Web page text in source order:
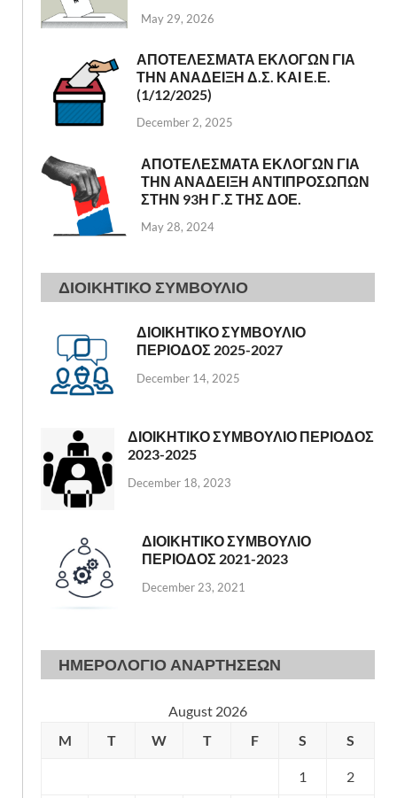
May 29, 2026
ΑΠΟΤΕΛΕΣΜΑΤΑ ΕΚΛΟΓΩΝ ΓΙΑ
ΤΗΝ ΑΝΑΔΕΙΞΗ Δ.Σ. ΚΑΙ Ε.Ε.
(1/12/2025)
December 2, 2025
ΑΠΟΤΕΛΕΣΜΑΤΑ ΕΚΛΟΓΩΝ ΓΙΑ
ΤΗΝ ΑΝΑΔΕΙΞΗ ΑΝΤΙΠΡΟΣΩΠΩΝ
ΣΤΗΝ 93Η Γ.Σ ΤΗΣ ΔΟΕ.
May 28, 2024
ΔΙΟΙΚΗΤΙΚΟ ΣΥΜΒΟΥΛΙΟ
ΔΙΟΙΚΗΤΙΚΟ ΣΥΜΒΟΥΛΙΟ
ΠΕΡΙΟΔΟΣ 2025-2027
December 14, 2025
ΔΙΟΙΚΗΤΙΚΟ ΣΥΜΒΟΥΛΙΟ ΠΕΡΙΟΔΟΣ
2023-2025
December 18, 2023
ΔΙΟΙΚΗΤΙΚΟ ΣΥΜΒΟΥΛΙΟ
ΠΕΡΙΟΔΟΣ 2021-2023
December 23, 2021
ΗΜΕΡΟΛΟΓΙΟ ΑΝΑΡΤΗΣΕΩΝ
August 2026
M
T W T F S S
1 2